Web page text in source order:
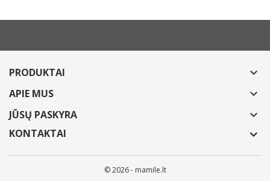
PRODUKTAI 
APIE MUS 
JŪSŲ PASKYRA 
KONTAKTAI
© 2026 - mamile.lt